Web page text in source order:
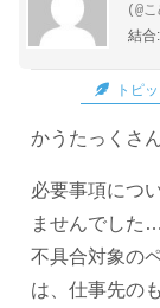
(@
結合
トピ
かうたっくさ
必要事項につ
ませんでした…
不具合対象の
は、仕事先の